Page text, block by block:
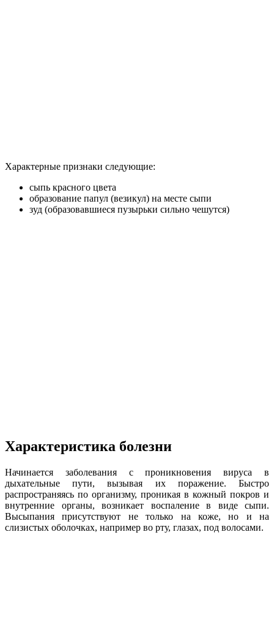
Характерные признаки следующие:
сыпь красного цвета
образование папул (везикул) на месте сыпи
зуд (образовавшиеся пузырьки сильно чешутся)
Характеристика болезни
Начинается заболевания с проникновения вируса в
дыхательные пути, вызывая их поражение. Быстро
распространяясь по организму, проникая в кожный покров и
внутренние органы, возникает воспаление в виде сыпи.
Высыпания присутствуют не только на коже, но и на
слизистых оболочках, например во рту, глазах, под волосами.